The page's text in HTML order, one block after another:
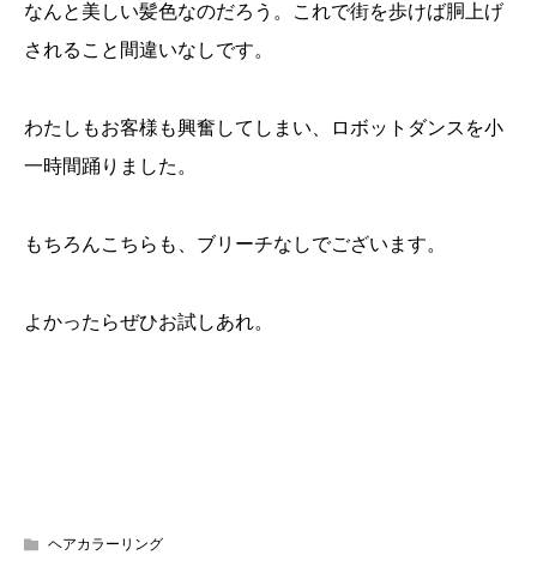
なんと美しい髪色なのだろう。これで街を歩けば胴上げ
されること間違いなしです。
わたしもお客様も興奮してしまい、ロボットダンスを小
一時間踊りました。
もちろんこちらも、ブリーチなしでございます。
よかったらぜひお試しあれ。
ヘアカラーリング